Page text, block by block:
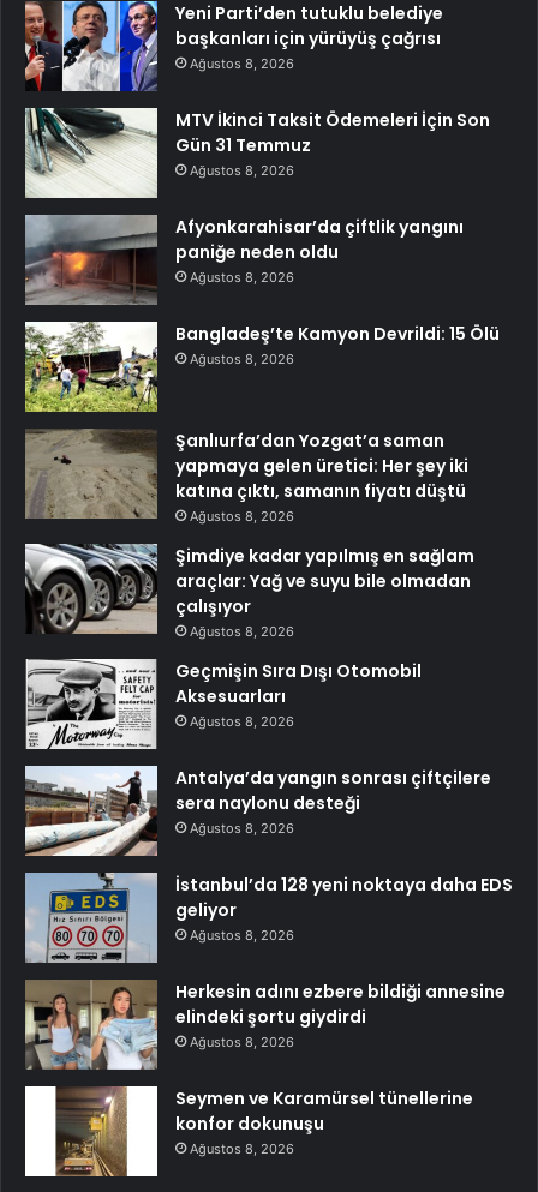
Yeni Parti’den tutuklu belediye
başkanları için yürüyüş çağrısı
Ağustos 8, 2026
MTV İkinci Taksit Ödemeleri İçin Son
Gün 31 Temmuz
Ağustos 8, 2026
Afyonkarahisar’da çiftlik yangını
paniğe neden oldu
Ağustos 8, 2026
Bangladeş’te Kamyon Devrildi: 15 Ölü
Ağustos 8, 2026
Şanlıurfa’dan Yozgat’a saman
yapmaya gelen üretici: Her şey iki
katına çıktı, samanın fiyatı düştü
Ağustos 8, 2026
Şimdiye kadar yapılmış en sağlam
araçlar: Yağ ve suyu bile olmadan
çalışıyor
Ağustos 8, 2026
Geçmişin Sıra Dışı Otomobil
Aksesuarları
Ağustos 8, 2026
Antalya’da yangın sonrası çiftçilere
sera naylonu desteği
Ağustos 8, 2026
İstanbul’da 128 yeni noktaya daha EDS
geliyor
Ağustos 8, 2026
Herkesin adını ezbere bildiği annesine
elindeki şortu giydirdi
Ağustos 8, 2026
Seymen ve Karamürsel tünellerine
konfor dokunuşu
Ağustos 8, 2026